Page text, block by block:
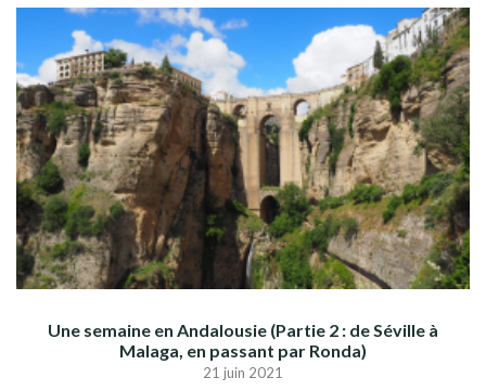
Une semaine en Andalousie (Partie 2 : de Séville à
Malaga, en passant par Ronda)
21 juin 2021